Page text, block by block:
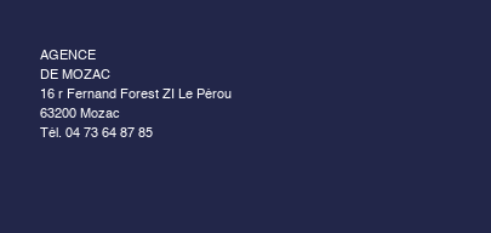
AGENCE
DE MOZAC
16 r Fernand Forest ZI Le Pérou
63200 Mozac
Tél. 04 73 64 87 85